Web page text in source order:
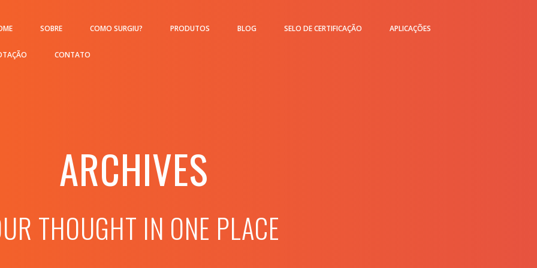
SOBRE COMO SURGIU? PRODUTOS BLOG SELO DE CERTIFICAÇÃO APLICAÇÕES
CONTATO
ARCHIVES
THOUGHT IN ONE PLACE